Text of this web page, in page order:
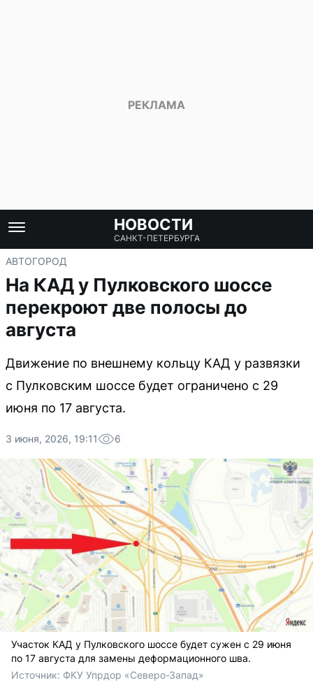
НОВОСТИ
САНКТ-ПЕТЕРБУРГА
АВТОГОРОД
На КАД у Пулковского шоссе
перекроют две полосы до
августа
Движение по внешнему кольцу КАД у развязки
с Пулковским шоссе будет ограничено с 29
июня по 17 августа.
3 июня, 2026, 19:11 6
Участок КАД у Пулковского шоссе будет сужен с 29 июня
по 17 августа для замены деформационного шва.
Источник: ФКУ Упрдор «Северо-Запад»